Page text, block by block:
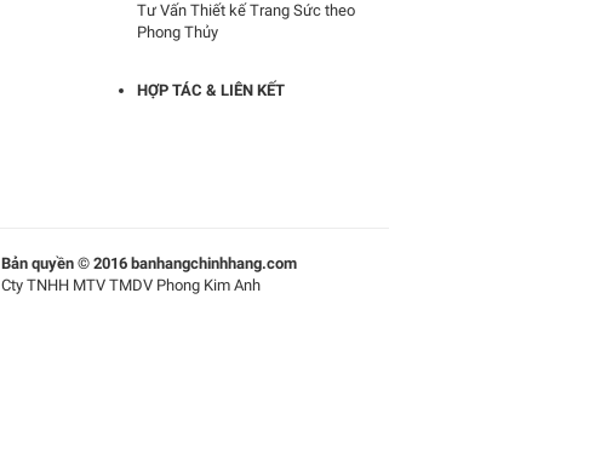
Tư Vấn Thiết kế Trang Sức theo
Phong Thủy
HỢP TÁC & LIÊN KẾT
Bản quyền © 2016 banhangchinhhang.com
Cty TNHH MTV TMDV Phong Kim Anh